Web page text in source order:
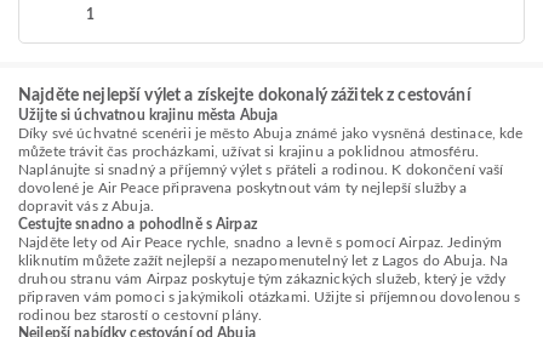
1
Najděte nejlepší výlet a získejte dokonalý zážitek z cestování
Užijte si úchvatnou krajinu města Abuja
Díky své úchvatné scenérii je město Abuja známé jako vysněná destinace, kde
můžete trávit čas procházkami, užívat si krajinu a poklidnou atmosféru.
Naplánujte si snadný a příjemný výlet s přáteli a rodinou. K dokončení vaší
dovolené je Air Peace připravena poskytnout vám ty nejlepší služby a
dopravit vás z Abuja.
Cestujte snadno a pohodlně s Airpaz
Najděte lety od Air Peace rychle, snadno a levně s pomocí Airpaz. Jediným
kliknutím můžete zažít nejlepší a nezapomenutelný let z Lagos do Abuja. Na
druhou stranu vám Airpaz poskytuje tým zákaznických služeb, který je vždy
připraven vám pomoci s jakýmikoli otázkami. Užijte si příjemnou dovolenou s
rodinou bez starostí o cestovní plány.
Nejlepší nabídky cestování od Abuja